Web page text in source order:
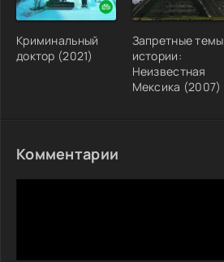
Криминальный
доктор (2021)
Запретные темы
истории:
Неизвестная
Мексика (2007)
Комментарии